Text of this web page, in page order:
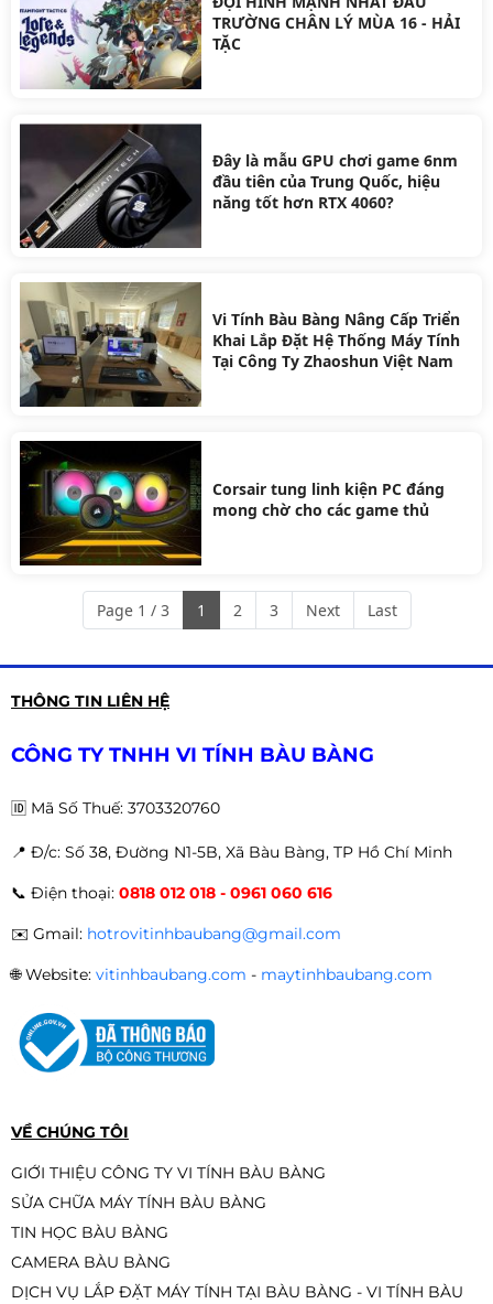
TRƯỜNG CHÂN LÝ MÙA 16 - HẢI
TẶC
Đây là mẫu GPU chơi game 6nm
đầu tiên của Trung Quốc, hiệu
năng tốt hơn RTX 4060?
Vi Tính Bàu Bàng Nâng Cấp Triển
Khai Lắp Đặt Hệ Thống Máy Tính
Tại Công Ty Zhaoshun Việt Nam
Corsair tung linh kiện PC đáng
mong chờ cho các game thủ
Page 1 / 3 1 2 3 Next Last
THÔNG TIN LIÊN HỆ
CÔNG TY TNHH VI TÍNH BÀU BÀNG
🆔 Mã Số Thuế: 3703320760
📍 Đ/c: Số 38, Đường N1-5B, Xã Bàu Bàng, TP Hồ Chí Minh
📞 Điện thoại: 0818 012 018 - 0961 060 616
✉️ Gmail: hotrovitinhbaubang@gmail.com
🌐Website: vitinhbaubang.com - maytinhbaubang.com
VỀ CHÚNG TÔI
GIỚI THIỆU CÔNG TY VI TÍNH BÀU BÀNG
SỬA CHỮA MÁY TÍNH BÀU BÀNG
TIN HỌC BÀU BÀNG
CAMERA BÀU BÀNG
DỊCH VỤ LẮP ĐẶT MÁY TÍNH TẠI BÀU BÀNG - VI TÍNH BÀU